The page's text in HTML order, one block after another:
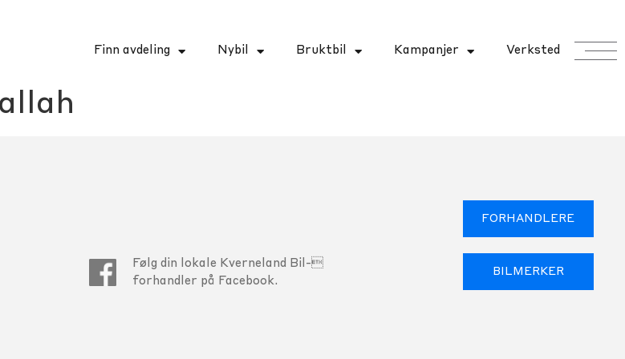
Finn avdeling Nybil Bruktbil Kampanjer Verksted
Følg din lokale Kverneland Bil-
forhandler på Facebook.
FORHANDLERE
BILMERKER